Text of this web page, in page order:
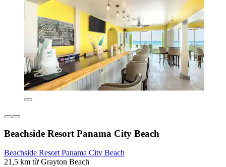
Beachside Resort Panama City Beach
Beachside Resort Panama City Beach
21,5 km từ Grayton Beach